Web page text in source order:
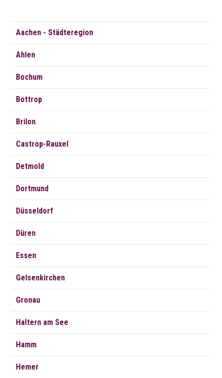
Navigation
überspringen
Aachen - Städteregion
Ahlen
Bochum
Bottrop
Brilon
Castrop-Rauxel
Detmold
Dortmund
Düsseldorf
Düren
Essen
Gelsenkirchen
Gronau
Haltern am See
Hamm
Hemer